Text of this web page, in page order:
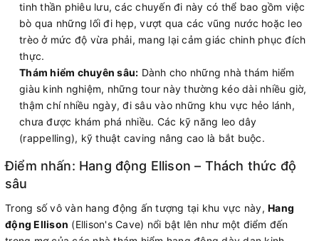
tinh thần phiêu lưu, các chuyến đi này có thể bao gồm việc
bò qua những lối đi hẹp, vượt qua các vũng nước hoặc leo
trèo ở mức độ vừa phải, mang lại cảm giác chinh phục đích
thực.
Thám hiểm chuyên sâu: Dành cho những nhà thám hiểm
giàu kinh nghiệm, những tour này thường kéo dài nhiều giờ,
thậm chí nhiều ngày, đi sâu vào những khu vực hẻo lánh,
chưa được khám phá nhiều. Các kỹ năng leo dây
(rappelling), kỹ thuật caving nâng cao là bắt buộc.
Điểm nhấn: Hang động Ellison – Thách thức độ
sâu
Trong số vô vàn hang động ấn tượng tại khu vực này, Hang
động Ellison (Ellison's Cave) nổi bật lên như một điểm đến